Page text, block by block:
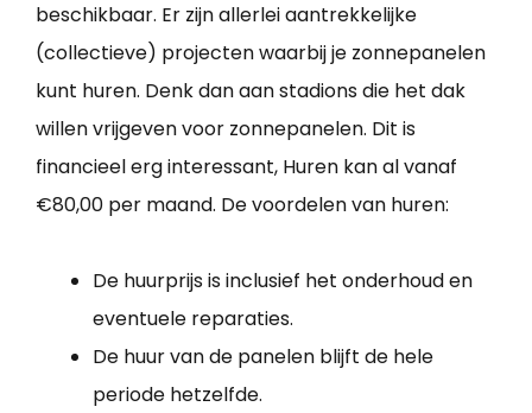
beschikbaar. Er zijn allerlei aantrekkelijke
(collectieve) projecten waarbij je zonnepanelen
kunt huren. Denk dan aan stadions die het dak
willen vrijgeven voor zonnepanelen. Dit is
financieel erg interessant, Huren kan al vanaf
€80,00 per maand. De voordelen van huren:
De huurprijs is inclusief het onderhoud en
eventuele reparaties.
De huur van de panelen blijft de hele
periode hetzelfde.